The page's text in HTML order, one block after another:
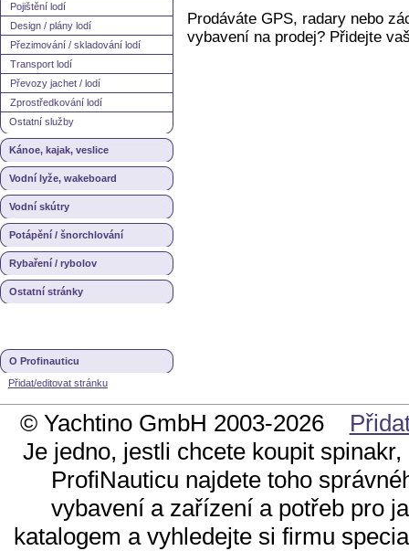
Pojištění lodí
Design / plány lodí
Přezimování / skladování lodí
Transport lodí
Převozy jachet / lodí
Zprostředkování lodí
Ostatní služby
Kánoe, kajak, veslice
Vodní lyže, wakeboard
Vodní skútry
Potápění / šnorchlování
Rybaření / rybolov
Ostatní stránky
O Profinauticu
Přidat/editovat stránku
Prodáváte GPS, radary nebo
vybavení na prodej? Přidejte
© Yachtino GmbH 2003-2026
Je jedno, jestli chcete koupit
ProfiNauticu najdete toho
vybavení a zařízení a potřeb pro
katalogem a vyhledejte si firmu